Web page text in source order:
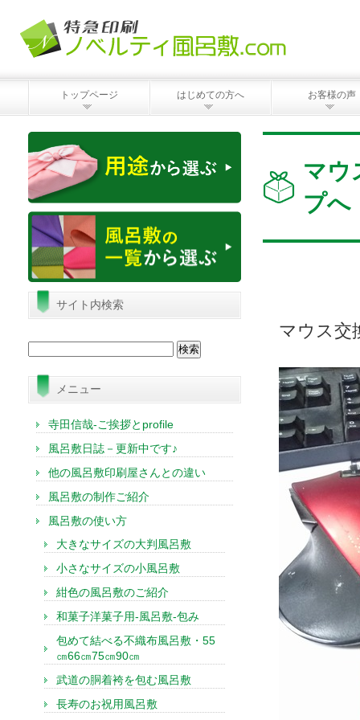
トップページ はじめての方へ お客様の声
マウ
プへ
マウス交
サイト内検索
メニュー
寺田信哉-ご挨拶とprofile
風呂敷日誌－更新中です♪
他の風呂敷印刷屋さんとの違い
風呂敷の制作ご紹介
風呂敷の使い方
大きなサイズの大判風呂敷
小さなサイズの小風呂敷
紺色の風呂敷のご紹介
和菓子洋菓子用-風呂敷-包み
包めて結べる不織布風呂敷・55
㎝66㎝75㎝90㎝
武道の胴着袴を包む風呂敷
長寿のお祝用風呂敷